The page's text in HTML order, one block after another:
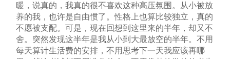
暖，说真的，我真的很不喜欢这种高压氛围。从小被放
养的我，也许是自由惯了。性格上也算比较独立，真的
不愿被支配。可是，现在回想到这里来的半年，却又不
舍。突然发现这半年是我从小到大最放空的半年。不用
每天算计生活费的安排，不用思考下一天我应该再哪